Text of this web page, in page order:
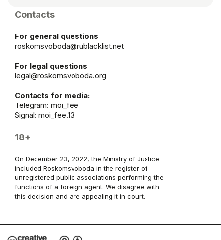
Contacts
For general questions
roskomsvoboda@rublacklist.net
For legal questions
legal@roskomsvoboda.org
Contacts for media:
Telegram: moi_fee
Signal: moi_fee.13
18+
On December 23, 2022, the Ministry of Justice
included Roskomsvoboda in the register of
unregistered public associations performing the
functions of a foreign agent. We disagree with
this decision and are appealing it in court.